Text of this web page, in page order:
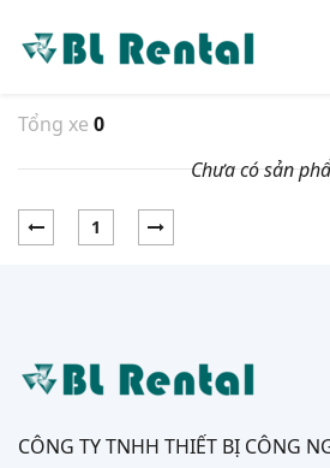
Tổng xe 0
Chưa có sản
1
CÔNG TY TNHH THIẾT BỊ CÔNG